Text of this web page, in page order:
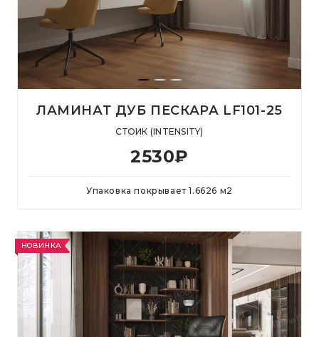
ЛАМИНАТ ДУБ ПЕСКАРА LF101-25
СТОИК (INTENSITY)
2530₽
Упаковка покрывает1.6626 м2
НОВИНКА